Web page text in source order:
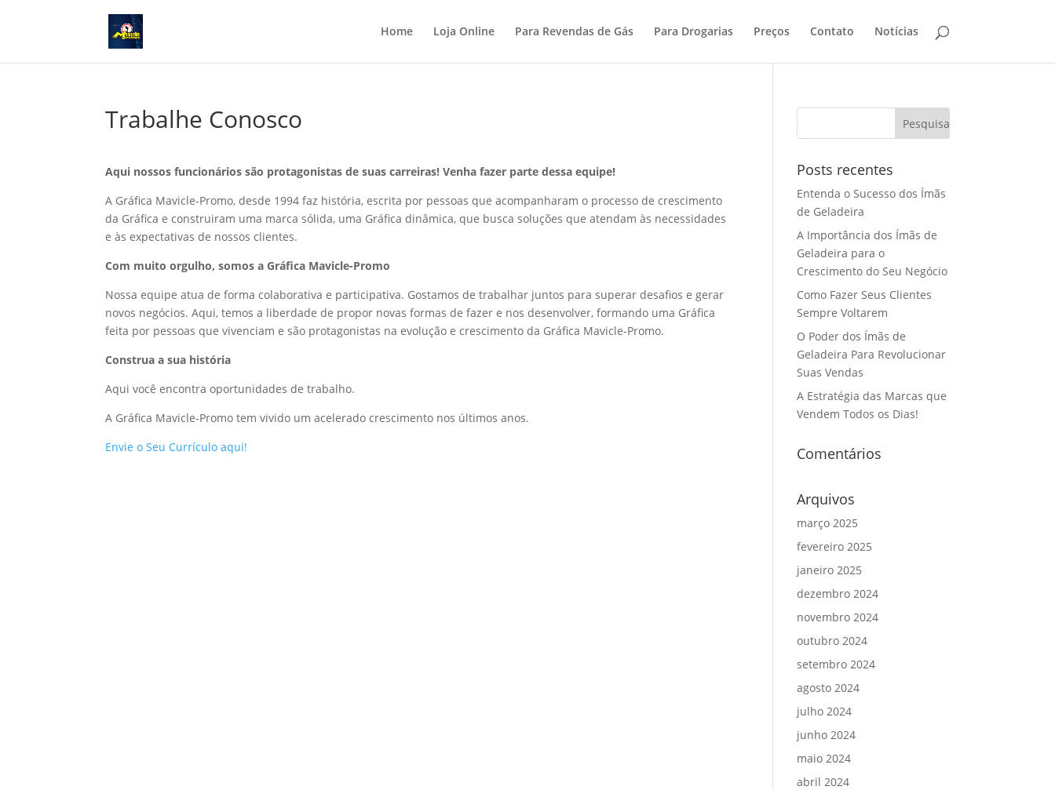
Home Loja Online Para Revendas de Gás Para Drogarias Preços Contato Notícias
Trabalhe Conosco
Aqui nossos funcionários são protagonistas de suas carreiras! Venha fazer parte dessa equipe!
A Gráfica Mavicle-Promo, desde 1994 faz história, escrita por pessoas que acompanharam o processo de crescimento
da Gráfica e construiram uma marca sólida, uma Gráfica dinâmica, que busca soluções que atendam às necessidades
e às expectativas de nossos clientes.
Com muito orgulho, somos a Gráfica Mavicle-Promo
Nossa equipe atua de forma colaborativa e participativa. Gostamos de trabalhar juntos para superar desafios e gerar
novos negócios. Aqui, temos a liberdade de propor novas formas de fazer e nos desenvolver, formando uma Gráfica
feita por pessoas que vivenciam e são protagonistas na evolução e crescimento da Gráfica Mavicle-Promo.
Construa a sua história
Aqui você encontra oportunidades de trabalho.
A Gráfica Mavicle-Promo tem vivido um acelerado crescimento nos últimos anos.
Envie o Seu Currículo aqui!
Posts recentes
Entenda o Sucesso dos Ímãs
de Geladeira
A Importância dos Ímãs de
Geladeira para o
Crescimento do Seu Negócio
Como Fazer Seus Clientes
Sempre Voltarem
O Poder dos Ímãs de
Geladeira Para Revolucionar
Suas Vendas
A Estratégia das Marcas que
Vendem Todos os Dias!
Comentários
Arquivos
março 2025
fevereiro 2025
janeiro 2025
dezembro 2024
novembro 2024
outubro 2024
setembro 2024
agosto 2024
julho 2024
junho 2024
maio 2024
abril 2024